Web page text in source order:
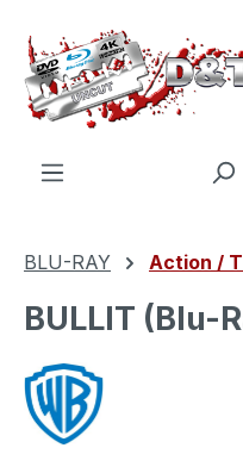
Zum Hauptinhalt springen
BLU-RAY Action /
BULLIT (Blu-